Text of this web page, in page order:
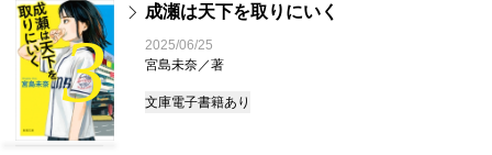
3
成瀬は天下を取りにいく
2025/06/25
宮島未奈／著
文庫電子書籍あり